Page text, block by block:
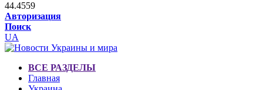
44.4559
Авторизация
Поиск
UA
ВСЕ РАЗДЕЛЫ
Главная